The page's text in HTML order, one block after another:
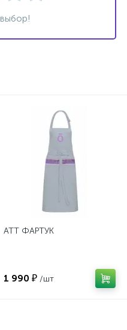
ATT ФАРТУК
1 990 ₽ /шт